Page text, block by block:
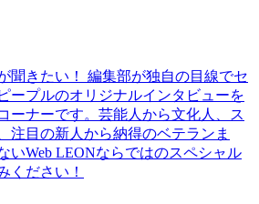
聞きたい！ 編集部が独自の目線でセ
ープルのオリジナルインタビューを
ーナーです。芸能人から文化人、ス
注目の新人から納得のベテランま
いWeb LEONならではのスペシャル
ください！